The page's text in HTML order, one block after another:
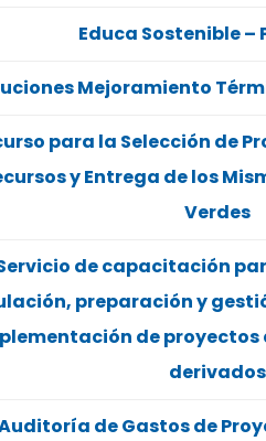
de letra
Educa Sostenible –
Mejoramiento
para la Selección de
y Entrega de los
Verdes
de capacitación
preparación y
de proyectos
derivados
de Gastos de